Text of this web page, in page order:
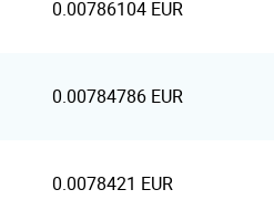
0.00786104 EUR
0.00784786 EUR
0.0078421 EUR